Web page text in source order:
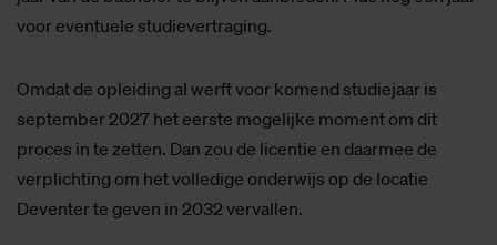
voor eventuele studievertraging.
Omdat de opleiding al werft voor komend studiejaar is
september 2027 het eerste mogelijke moment om dit
proces in te zetten. Dan zou de licentie en daarmee de
verplichting om het volledige onderwijs op de locatie
Deventer te geven in 2032 vervallen.